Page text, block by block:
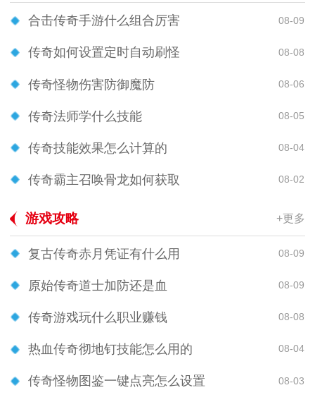
合击传奇手游什么组合厉害 08-09
传奇如何设置定时自动刷怪 08-08
传奇怪物伤害防御魔防 08-06
传奇法师学什么技能 08-05
传奇技能效果怎么计算的 08-04
传奇霸主召唤骨龙如何获取 08-02
游戏攻略 +更多
复古传奇赤月凭证有什么用 08-09
原始传奇道士加防还是血 08-09
传奇游戏玩什么职业赚钱 08-08
热血传奇彻地钉技能怎么用的 08-04
传奇怪物图鉴一键点亮怎么设置 08-03